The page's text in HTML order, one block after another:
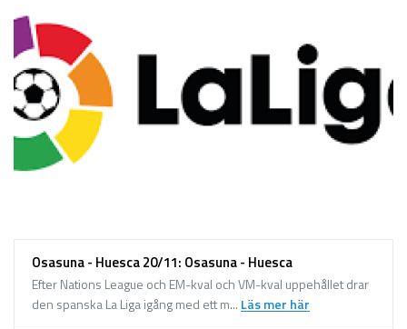
Övrigt
Online casino
Bettingappar
Stryktipset
Nyheter
Registera
Osasuna - Huesca 20/11: Osasuna - Huesca
Efter Nations League och EM-kval och VM-kval uppehållet drar
den spanska La Liga igång med ett m... Läs mer här